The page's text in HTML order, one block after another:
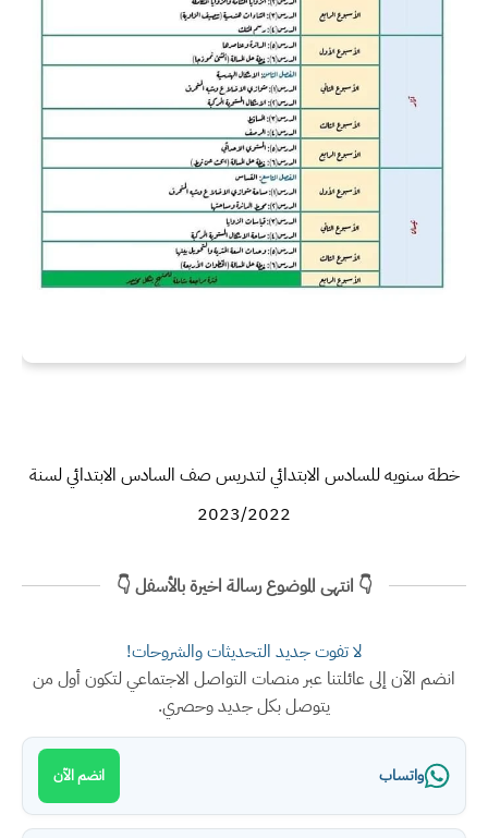
خطة سنويه للسادس الابتدائي لتدريس صف السادس الابتدائي لسنة
2023/2022
👇 انتهى الموضوع رسالة اخيرة بالأسفل 👇
لا تفوت جديد التحديثات والشروحات!
انضم الآن إلى عائلتنا عبر منصات التواصل الاجتماعي لتكون أول من
يتوصل بكل جديد وحصري.
واتساب انضم الآن